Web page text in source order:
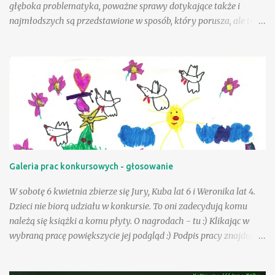
głęboka problematyka, poważne sprawy dotykające także i
najmłodszych są przedstawione w sposób, który porusza, ale też i
swojej biblioteczce. Andzia - bohaterka książki - była wyjątkowo
szczęśliwą dziewczynką, a wielka w tym zasługa taty, a choć był
jej tak bliski, to paradoksalnie teraz lepiej sobie poradzić w tej
trudnej sytuacji, gdy tak drogiej osoby zabrakło - przeciwnie niż
jej mama. Andzia zauważa, że mama czasem zachowuje się tak, "
jakby zapomniała, że już jest dorosła " - można to różnie
tłumaczyć - silniejszymi więzami, odmienną sytuacją życiową, na
pewno jednak niebagatelne znaczenie ma dla dziewczynki
szczególnej, bo "ptasiej postaci...
Galeria prac konkursowych - głosowanie
W sobotę 6 kwietnia zbierze się Jury, Kuba lat 6 i Weronika lat 4.
Dzieci nie biorą udziału w konkursie. To oni zadecydują komu
należą się książki a komu płyty. O nagrodach - tu :) Klikając w
wybraną pracę powiększycie jej podgląd :) Podpis pracy znajduje